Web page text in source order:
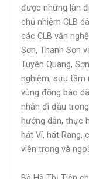
được những làn
chủ nhiệm CLB
các CLB văn
Sơn, Thanh Sơn
Tuyên Quang,
nghiệm, sưu tầm
vùng đồng bào
nhân đi đầu
hướng dẫn, thực
hát Ví, hát Rang,
viên trong và